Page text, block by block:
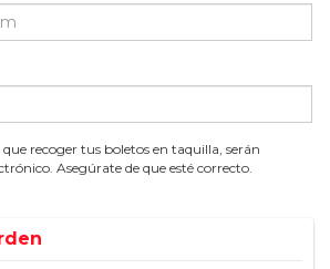
que recoger tus boletos en taquilla, serán
Asegúrate de que esté correcto.